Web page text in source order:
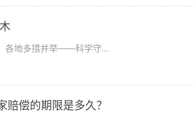
各地多措并举——科学守...
偿的期限是多久？